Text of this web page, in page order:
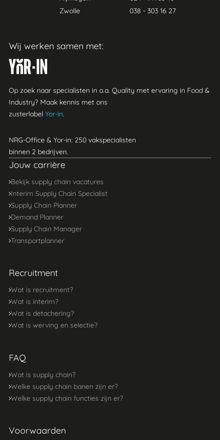
Zwolle
038 - 303 16 27
Wij werken samen met:
Op zoek naar specialisten in o.a. Quality met ervaring in Food &
Industry? Maak kennis met ons
zusterlabel Yor-in.
NRG-Office & Yor-in: 250 vakspecialisten
binnen 2 bedrijven.
Jouw carrière
Bekijk supply chain vacatures
Interim Supply Chain Specialist
Supply Chain Planner
Demand Planner
Supply Chain Manager
Transportplanner
Recruitment
Wat is recruitment?
Wat is interim?
Wat is detachering?
Wat is werving en selectie?
FAQ
Wat is supply chain?
Welke supply chain banen zijn er?
Welke supply chain functies zijn er?
Voorwaarden